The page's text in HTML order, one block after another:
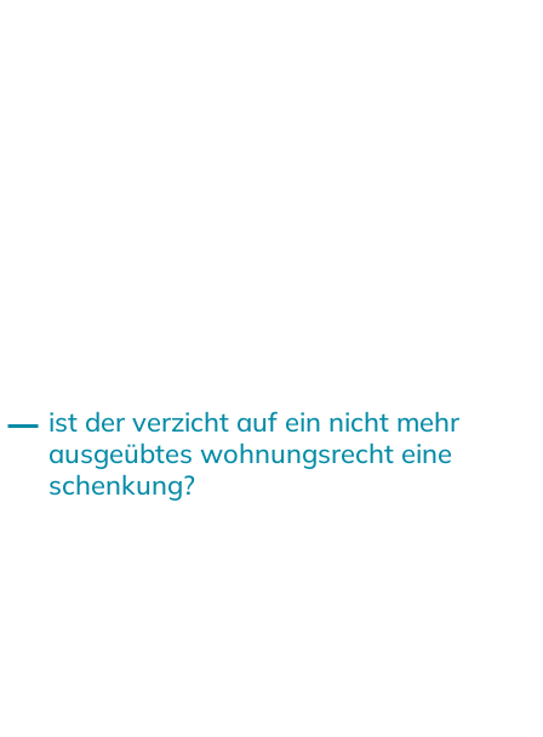
ist der verzicht auf ein nicht mehr
ausgeübtes wohnungsrecht eine
schenkung?